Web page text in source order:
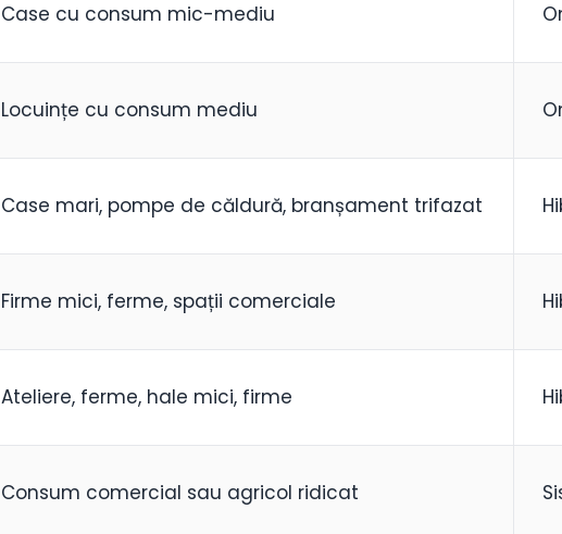
Case cu consum mic-mediu
Locuințe cu consum mediu
Case mari, pompe de căldură, branșament trifazat
Firme mici, ferme, spații comerciale
Ateliere, ferme, hale mici, firme
Consum comercial sau agricol ridicat